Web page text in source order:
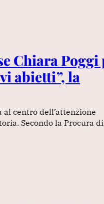
Chiara Poggi
abietti”, la
al centro dell’attenzione
Secondo la Procura